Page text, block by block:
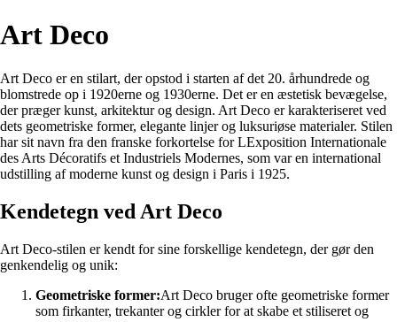
Art Deco
Art Deco er en stilart, der opstod i starten af det 20. århundrede og
blomstrede op i 1920erne og 1930erne. Det er en æstetisk bevægelse,
der præger kunst, arkitektur og design. Art Deco er karakteriseret ved
dets geometriske former, elegante linjer og luksuriøse materialer. Stilen
har sit navn fra den franske forkortelse for LExposition Internationale
des Arts Décoratifs et Industriels Modernes, som var en international
udstilling af moderne kunst og design i Paris i 1925.
Kendetegn ved Art Deco
Art Deco-stilen er kendt for sine forskellige kendetegn, der gør den
genkendelig og unik:
Geometriske former:Art Deco bruger ofte geometriske former
som firkanter, trekanter og cirkler for at skabe et stiliseret og